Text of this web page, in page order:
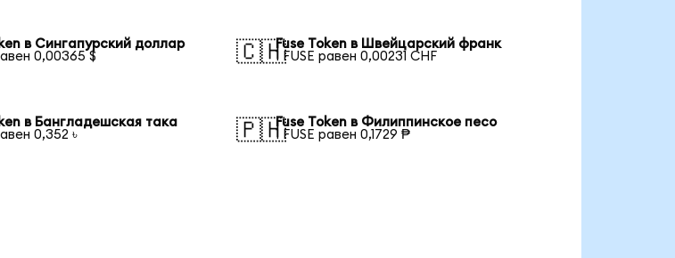
в Сингапурский доллар
0,00365 $
🇨🇭Fuse Token в Швейцарский франк
1 FUSE равен 0,00231 CHF
в Бангладешская така
0,352 ৳
🇵🇭Fuse Token в Филиппинское песо
1 FUSE равен 0,1729 ₱